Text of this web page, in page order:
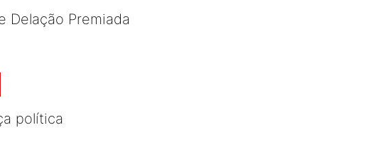
Delação Premiada
política